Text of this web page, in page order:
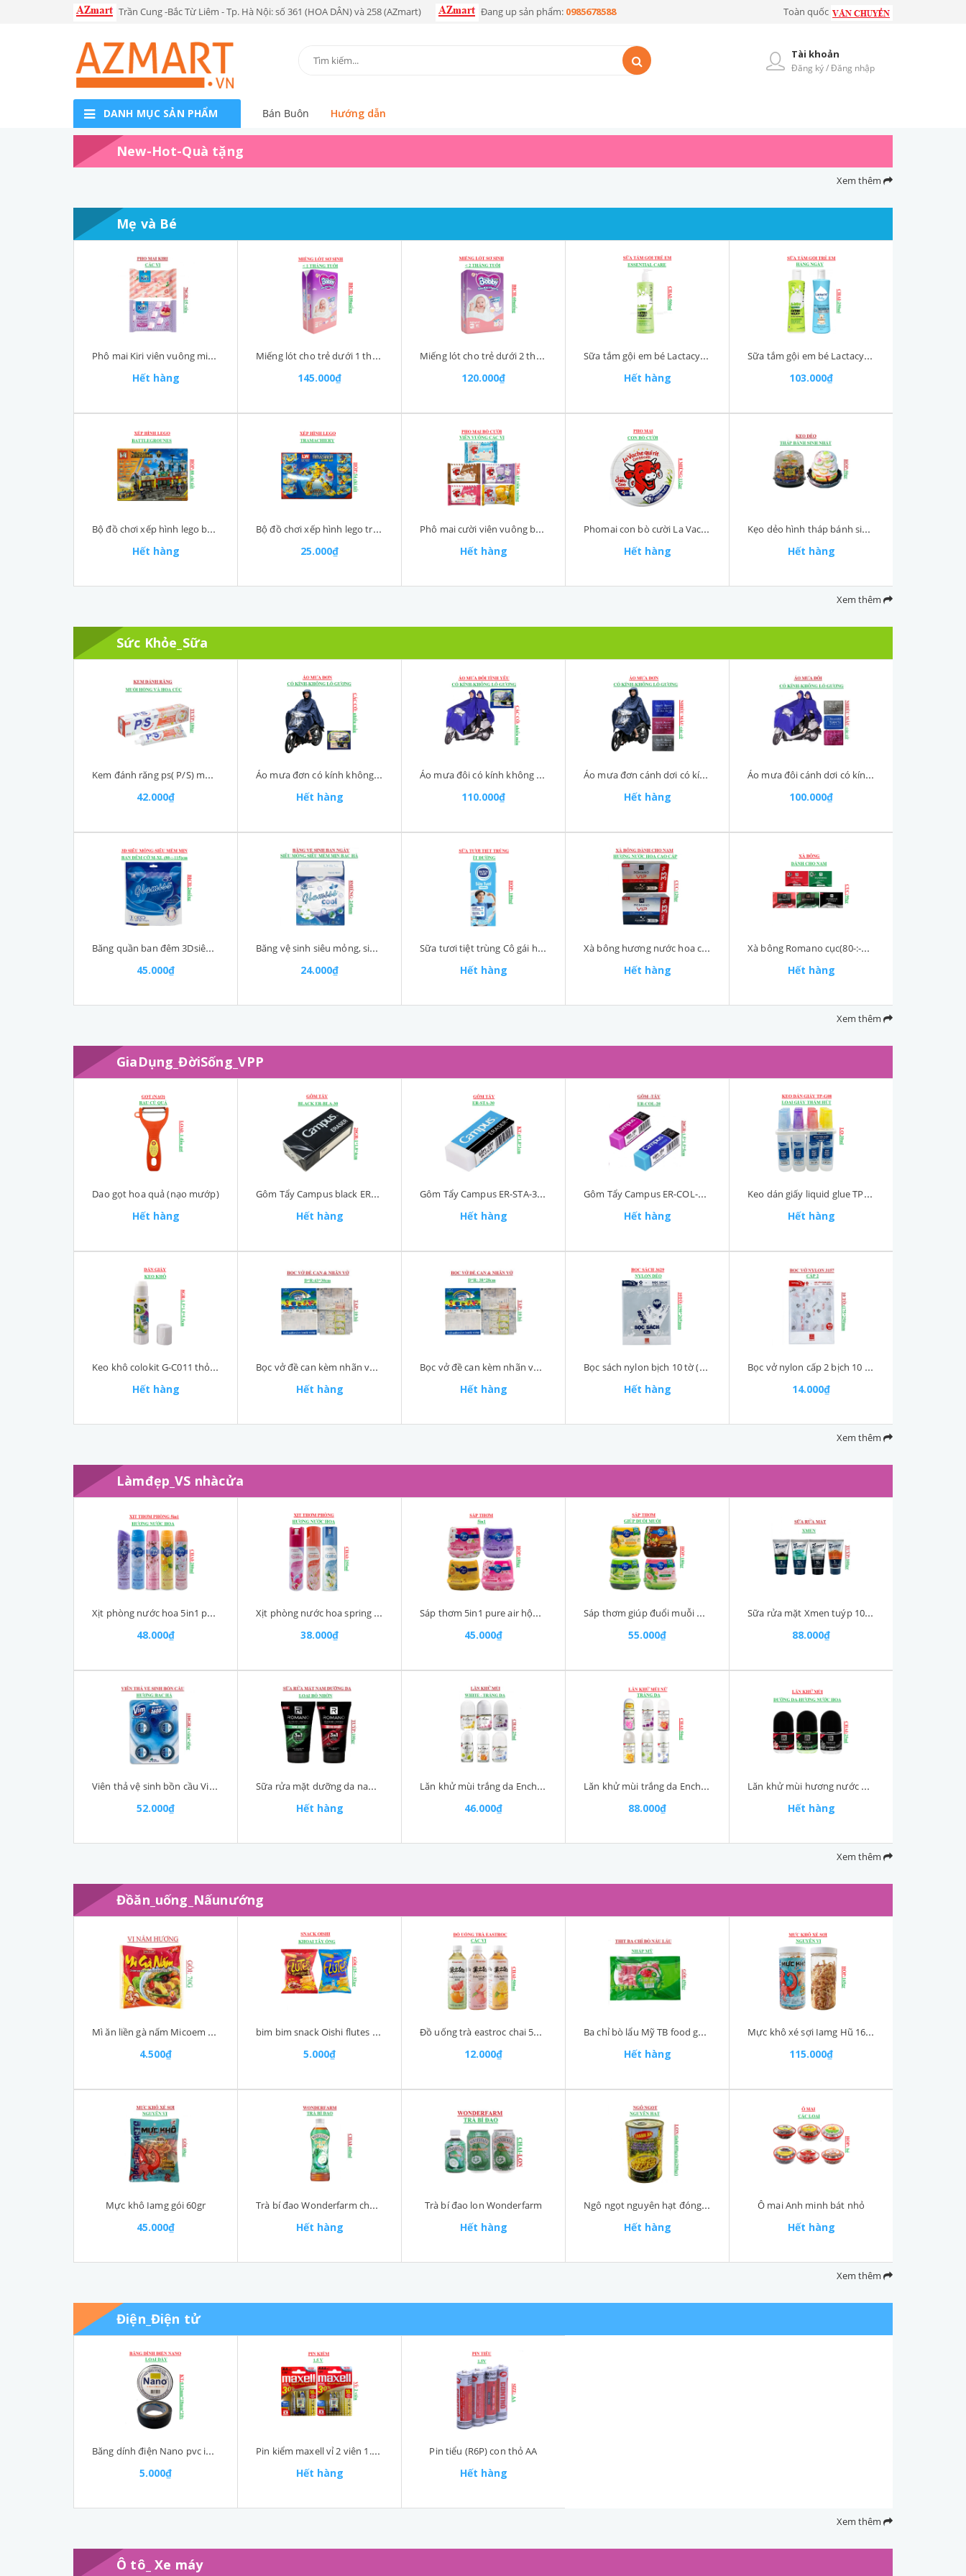
Trần Cung -Bắc Từ Liêm - Tp. Hà Nội: số 361 (HOA DÂN) và 258 (AZmart) Đang up sản phẩm: 0985678588 Toàn quốc
Tài khoản
Đăng ký / Đăng nhập
DANH MỤC SẢN PHẨM Bán Buôn Hướng dẫn
New-Hot-Quà tặng
Xem thêm
Mẹ và Bé
Phô mai Kiri viên vuông minisweet gói 15 viên
Hết hàng
Miếng lót cho trẻ dưới 1 tháng tuổi Newborn 1 bịch 108 miếng
145.000₫
Miếng lót cho trẻ dưới 2 tháng tuổi Newborn 2 bịch 60 miếng
120.000₫
Sữa tắm gội em bé Lactacyd chai 500ml
Hết hàng
Sữa tắm gội em bé Lactacyd chai 250ml
103.000₫
Bộ đồ chơi xếp hình lego battlegrounes MW 88 chi tiết
Hết hàng
Bộ đồ chơi xếp hình lego trmachinery LW 54 chi tiết
25.000₫
Phô mai cười viên vuông belcube la vache quirit gói (75-:-80)gr
Hết hàng
Phomai con bò cười La Vache qui rit hộp 8 miếng 112gr
Hết hàng
Kẹo dẻo hình tháp bánh sinh nhật Yummy Delight hộp 50gr
Hết hàng
Xem thêm
Sức Khỏe_Sữa
Kem đánh răng ps( P/S) muối hồng & hoa cúc tuýp 180gr
42.000₫
Áo mưa đơn có kính không lỗ gương Thủ Đô Xanh
Hết hàng
Áo mưa đôi có kính không lỗ gương Lực hường
110.000₫
Áo mưa đơn cánh dơi có kính không lỗ gương Tuấn Tú
Hết hàng
Áo mưa đôi cánh dơi có kính không lỗ gương Tuấn Tú
100.000₫
Băng quần ban đêm 3Dsiêu mỏng, siêu mềm Glamiss cỡ M-XL (80-:-115)cm
45.000₫
Băng vệ sinh siêu mỏng, siêu mềm mịn có cánh Glamiss cool Doctor care 8miếng 245mm
24.000₫
Sữa tươi tiệt trùng Cô gái hà lan duch lady hộp 180ml
Hết hàng
Xà bông hương nước hoa cao cấp VIP romano cục (90-:-120)gr
Hết hàng
Xà bông Romano cục(80-:-100)gr
Hết hàng
Xem thêm
GiaDụng_ĐờiSống_VPP
Dao gọt hoa quả (nạo mướp)
Hết hàng
Gôm Tẩy Campus black ERBLA-20 (1*1.8*4)cm KokuyO
Hết hàng
Gôm Tẩy Campus ER-STA-30 (1*1.8*4)cm KokuyO
Hết hàng
Gôm Tẩy Campus ER-COL-20 (1.5*1.5*5) cm KokuyO
Hết hàng
Keo dán giấy liquid glue TP-G08 lọ 30ml
Hết hàng
Keo khô colokit G-C011 thỏi 8gr
Hết hàng
Bọc vở đề can kèm nhãn vở túi 10 bộ (43*30)cm GgT
Hết hàng
Bọc vở đề can kèm nhãn vở túi 10 bộ (38*28)cm GgT
Hết hàng
Bọc sách nylon bịch 10 tờ (190*265)mm 3269 Hồng Hà
Hết hàng
Bọc vở nylon cấp 2 bịch 10 tờ (175*250)mm 3175 Hồng Hà
14.000₫
Xem thêm
Làmđẹp_VS nhàcửa
Xịt phòng nước hoa 5in1 pure air SCC chai 280ml
48.000₫
Xịt phòng nước hoa spring SCC chai 255ml
38.000₫
Sáp thơm 5in1 pure air hộp 180gr
45.000₫
Sáp thơm giúp đuổi muỗi pure Air hộp 180gr
55.000₫
Sữa rửa mặt Xmen tuýp 100gr
88.000₫
Viên thả vệ sinh bồn cầu Vim vỉ 4 viên
52.000₫
Sữa rửa mặt dưỡng da nam 3in1 Romano tuýp 100gr
Hết hàng
Lăn khử mùi trắng da Enchanteur White chai 25ml
46.000₫
Lăn khử mùi trắng da Enchanteur White chai 50ml
88.000₫
Lăn khử mùi hương nước hoa romano chai 25ml
Hết hàng
Xem thêm
Đồăn_uống_Nấunướng
Mì ăn liền gà nấm Micoem gói (68-:-72)gr
4.500₫
bim bim snack Oishi flutes 5k gói nhỡ (25-:-35)g
5.000₫
Đồ uống trà eastroc chai 500ml
12.000₫
Ba chỉ bò lẩu Mỹ TB food gói 450gr
Hết hàng
Mực khô xé sợi Iamg Hũ 165gr
115.000₫
Mực khô Iamg gói 60gr
45.000₫
Trà bí đao Wonderfarm chai (390-:-450)ml
Hết hàng
Trà bí đao lon Wonderfarm
Hết hàng
Ngô ngọt nguyên hạt đóng hộp thanh an lon 400gr
Hết hàng
Ô mai Anh minh bát nhỏ
Hết hàng
Xem thêm
Điện_Điện tử
Băng dính điện Nano pvc insulating tape 0.12mm*18mm*10Y
5.000₫
Pin kiểm maxell vỉ 2 viên 1.5 V
Hết hàng
Pin tiểu (R6P) con thỏ AA
Hết hàng
Xem thêm
Ô tô_ Xe máy